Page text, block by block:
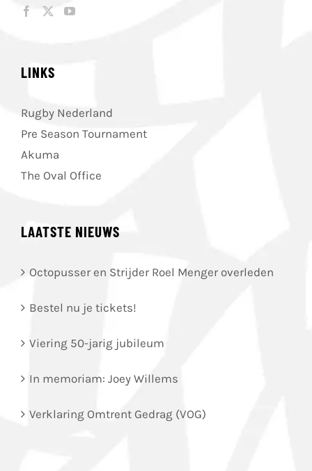
LINKS
Rugby Nederland
Pre Season Tournament
Akuma
The Oval Office
LAATSTE NIEUWS
Octopusser en Strijder Roel Menger overleden
Bestel nu je tickets!
Viering 50-jarig jubileum
In memoriam: Joey Willems
Verklaring Omtrent Gedrag (VOG)